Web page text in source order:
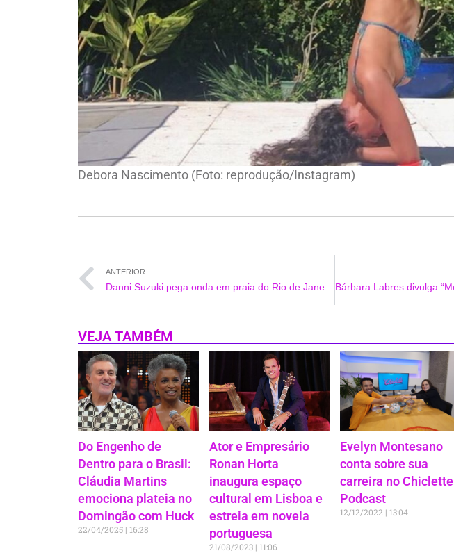
Debora Nascimento (Foto: reprodução/Instagram)
ANTERIOR
VEJA TAMBÉM
Do Engenho de
Dentro para o Brasil:
Cláudia Martins
emociona plateia no
Domingão com Huck
22/04/2025 16:28
Ator e Empresário
Ronan Horta
inaugura espaço
cultural em Lisboa e
estreia em novela
portuguesa
21/08/2023 11:06
Evelyn Montesano
conta sobre sua
carreira no Chiclette
Podcast
12/12/2022 13:04